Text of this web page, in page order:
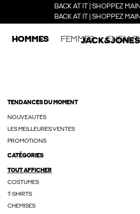
BACK AT IT | SHOPPEZ
BACK AT IT | SHOPPEZ
HOMMES FEMMES
TENDANCES DU MOMENT
NOUVEAUTÉS
LES MEILLEURES VENTES
PROMOTIONS
CATÉGORIES
TOUT AFFICHER
COSTUMES
T-SHIRTS
CHEMISES